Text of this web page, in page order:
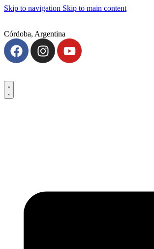
Skip to navigation Skip to main content
Córdoba, Argentina